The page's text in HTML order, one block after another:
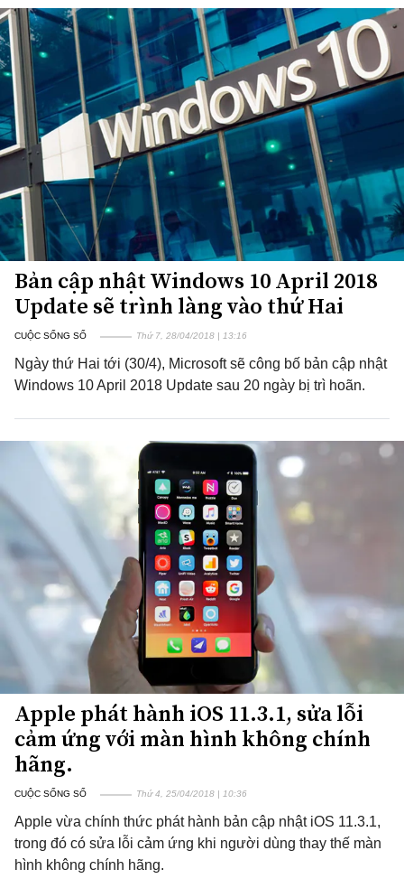
Bản cập nhật Windows 10 April 2018
Update sẽ trình làng vào thứ Hai
CUỘC SỐNG SỐ Thứ 7, 28/04/2018 | 13:16
Ngày thứ Hai tới (30/4), Microsoft sẽ công bố bản cập nhật
Windows 10 April 2018 Update sau 20 ngày bị trì hoãn.
Apple phát hành iOS 11.3.1, sửa lỗi
cảm ứng với màn hình không chính
hãng.
CUỘC SỐNG SỐ Thứ 4, 25/04/2018 | 10:36
Apple vừa chính thức phát hành bản cập nhật iOS 11.3.1,
trong đó có sửa lỗi cảm ứng khi người dùng thay thế màn
hình không chính hãng.